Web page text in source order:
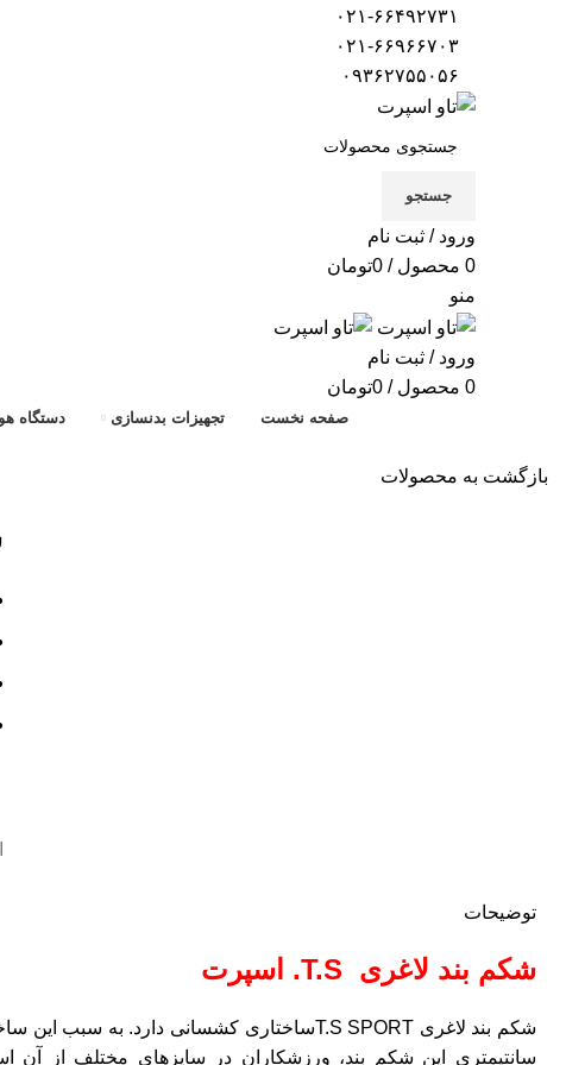
جستجو
ورود / ثبت نام
0 محصول / تومان0
منو
ورود / ثبت نام
0 محصول / تومان0
صفحه نخست تجهیزات بدنسازی دستگاه
بازگشت به محصولات
توضیحات
شکم بند لاغری T.S. اسپرت
سانتیمتری این شکم بند، ورزشکاران در سایزهای مختلف از آن